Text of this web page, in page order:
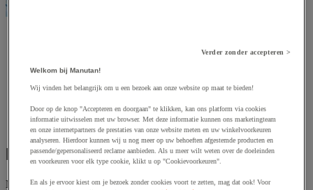
Made in Europe producten
Manutan ondersteunt jou door producten aan te bieden die het
Verder zonder accepteren >
Welkom bij Manutan!
Wij vinden het belangrijk om u een bezoek aan onze website op maat te bieden!
Door op de knop "Accepteren en doorgaan" te klikken, kan ons platform via cookies
informatie uitwisselen met uw browser. Met deze informatie kunnen ons marketingteam
en onze internetpartners de prestaties van onze website meten en uw winkelvoorkeuren
analyseren. Hierdoor kunnen wij u nog meer op uw behoeften afgestemde producten en
passende/gepersonaliseerd reclame aanbieden. Als u meer wilt weten over de doeleinden
en voorkeuren voor elk type cookie, klikt u op "Cookievoorkeuren".
En als je ervoor kiest om je bezoek zonder cookies voort te zetten, mag dat ook! Voor